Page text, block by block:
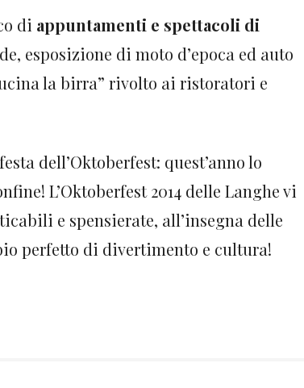
di appuntamenti e spettacoli di
esposizione di moto d’epoca ed auto
la birra” rivolto ai ristoratori e
dell’Oktoberfest: quest’anno lo
L’Oktoberfest 2014 delle Langhe vi
e spensierate, all’insegna delle
perfetto di divertimento e cultura!